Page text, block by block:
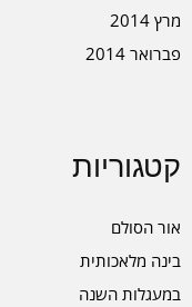
מרץ 2014
פברואר 2014
קטגוריות
אור הסולם
בינה מלאכותית
במעגלות השנה